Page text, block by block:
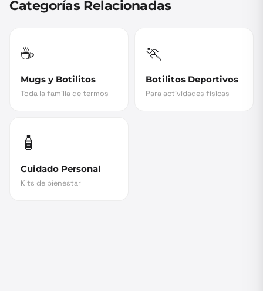
Categorías Relacionadas
☕
Mugs y Botilitos
Toda la familia de termos
🏃
Botilitos Deportivos
Para actividades físicas
🧴
Cuidado Personal
Kits de bienestar